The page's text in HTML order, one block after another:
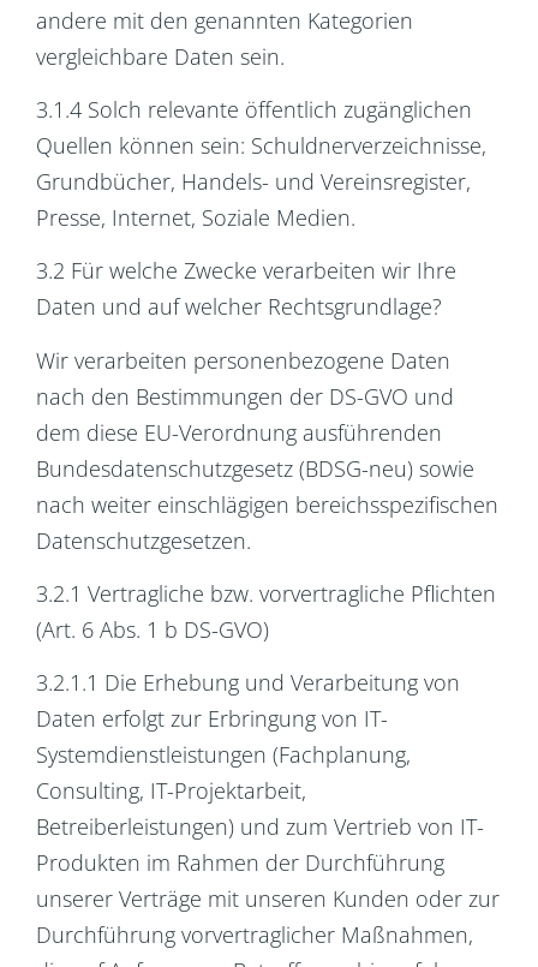
andere mit den genannten Kategorien
vergleichbare Daten sein.
3.1.4 Solch relevante öffentlich zugänglichen
Quellen können sein: Schuldnerverzeichnisse,
Grundbücher, Handels- und Vereinsregister,
Presse, Internet, Soziale Medien.
3.2 Für welche Zwecke verarbeiten wir Ihre
Daten und auf welcher Rechtsgrundlage?
Wir verarbeiten personenbezogene Daten
nach den Bestimmungen der DS-GVO und
dem diese EU-Verordnung ausführenden
Bundesdatenschutzgesetz (BDSG-neu) sowie
nach weiter einschlägigen bereichsspezifischen
Datenschutzgesetzen.
3.2.1 Vertragliche bzw. vorvertragliche Pflichten
(Art. 6 Abs. 1 b DS-GVO)
3.2.1.1 Die Erhebung und Verarbeitung von
Daten erfolgt zur Erbringung von IT-
Systemdienstleistungen (Fachplanung,
Consulting, IT-Projektarbeit,
Betreiberleistungen) und zum Vertrieb von IT-
Produkten im Rahmen der Durchführung
unserer Verträge mit unseren Kunden oder zur
Durchführung vorvertraglicher Maßnahmen,